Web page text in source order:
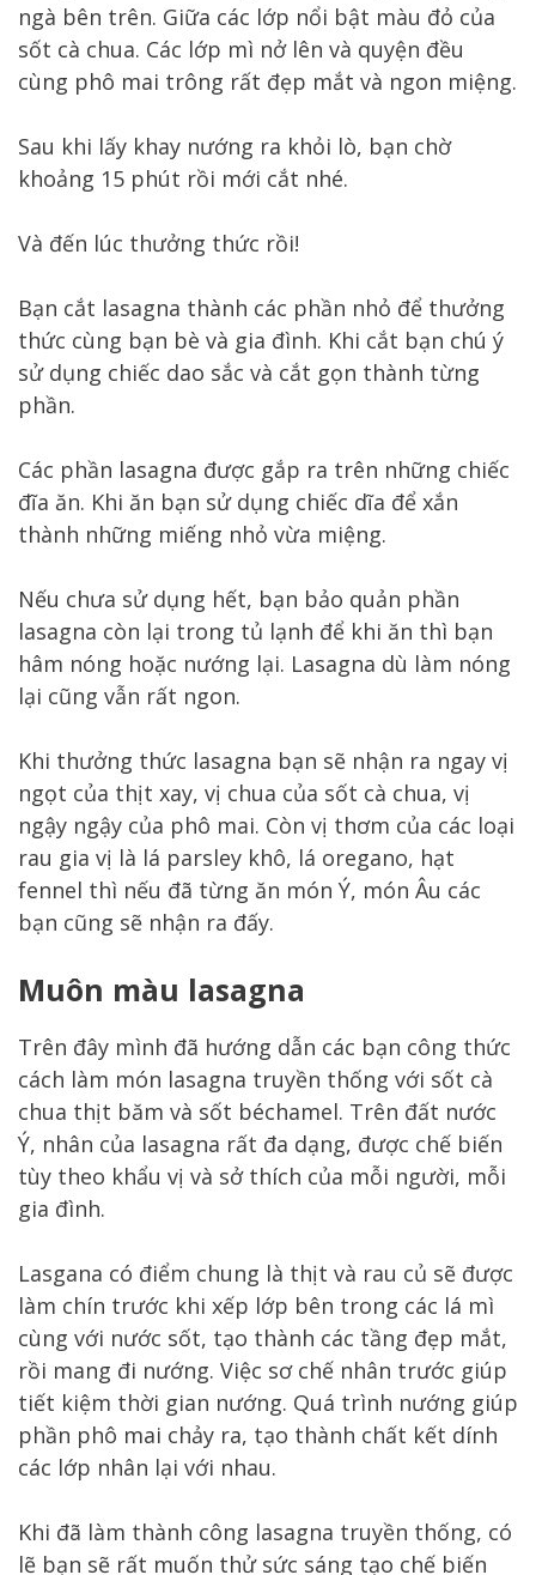
ngà bên trên. Giữa các lớp nổi bật màu đỏ của
sốt cà chua. Các lớp mì nở lên và quyện đều
cùng phô mai trông rất đẹp mắt và ngon miệng.
Sau khi lấy khay nướng ra khỏi lò, bạn chờ
khoảng 15 phút rồi mới cắt nhé.
Và đến lúc thưởng thức rồi!
Bạn cắt lasagna thành các phần nhỏ để thưởng
thức cùng bạn bè và gia đình. Khi cắt bạn chú ý
sử dụng chiếc dao sắc và cắt gọn thành từng
phần.
Các phần lasagna được gắp ra trên những chiếc
đĩa ăn. Khi ăn bạn sử dụng chiếc dĩa để xắn
thành những miếng nhỏ vừa miệng.
Nếu chưa sử dụng hết, bạn bảo quản phần
lasagna còn lại trong tủ lạnh để khi ăn thì bạn
hâm nóng hoặc nướng lại. Lasagna dù làm nóng
lại cũng vẫn rất ngon.
Khi thưởng thức lasagna bạn sẽ nhận ra ngay vị
ngọt của thịt xay, vị chua của sốt cà chua, vị
ngậy ngậy của phô mai. Còn vị thơm của các loại
rau gia vị là lá parsley khô, lá oregano, hạt
fennel thì nếu đã từng ăn món Ý, món Âu các
bạn cũng sẽ nhận ra đấy.
Muôn màu lasagna
Trên đây mình đã hướng dẫn các bạn công thức
cách làm món lasagna truyền thống với sốt cà
chua thịt băm và sốt béchamel. Trên đất nước
Ý, nhân của lasagna rất đa dạng, được chế biến
tùy theo khẩu vị và sở thích của mỗi người, mỗi
gia đình.
Lasgana có điểm chung là thịt và rau củ sẽ được
làm chín trước khi xếp lớp bên trong các lá mì
cùng với nước sốt, tạo thành các tầng đẹp mắt,
rồi mang đi nướng. Việc sơ chế nhân trước giúp
tiết kiệm thời gian nướng. Quá trình nướng giúp
phần phô mai chảy ra, tạo thành chất kết dính
các lớp nhân lại với nhau.
Khi đã làm thành công lasagna truyền thống, có
lẽ bạn sẽ rất muốn thử sức sáng tạo chế biến